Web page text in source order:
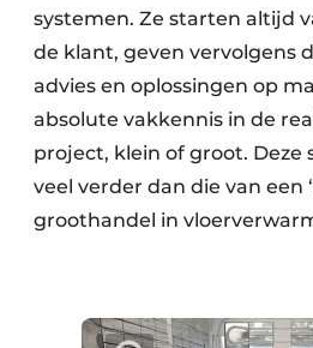
systemen. Ze starten altijd
de klant, geven vervolgens
advies en oplossingen op
absolute vakkennis in de
project, klein of groot. Deze
veel verder dan die van een
groothandel in